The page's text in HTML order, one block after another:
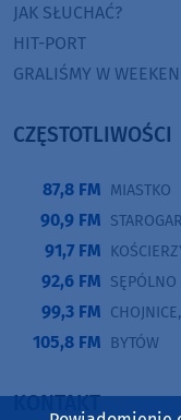
JAK SŁUCHAĆ?
HIT-PORT
GRALIŚMY W
CZĘSTOTLIWOŚCI
87,8 FM MIASTKO
90,9 FM
91,7 FM
92,6 FM SĘPÓLNO
99,3 FM
105,8 FM BYTÓW
KONTAKT